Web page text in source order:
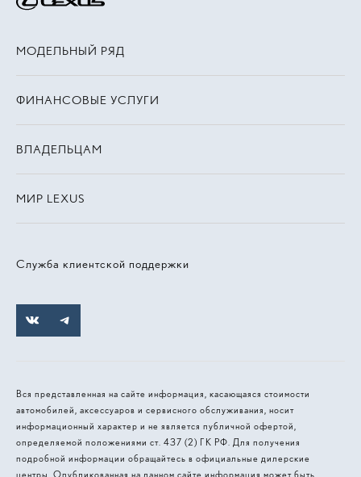
Служба клиентской поддержки
МОДЕЛЬНЫЙ РЯД
ФИНАНСОВЫЕ УСЛУГИ
ВЛАДЕЛЬЦАМ
МИР LEXUS
Вся представленная на сайте информация, касающаяся стоимости
автомобилей, аксессуаров и сервисного обслуживания, носит
информационный характер и не является публичной офертой,
определяемой положениями ст. 437 (2) ГК РФ. Для получения
подробной информации обращайтесь в официальные дилерские
центры. Опубликованная на данном сайте информация может быть